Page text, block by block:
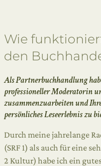
Wie
den
Als Partnerbuchhandlung
professioneller Moderatorin
zusammenzuarbeiten und
persönliches Leseerlebnis zu
Durch meine jahrelange
(SRF 1) als auch für eine
2 Kultur) habe ich ein